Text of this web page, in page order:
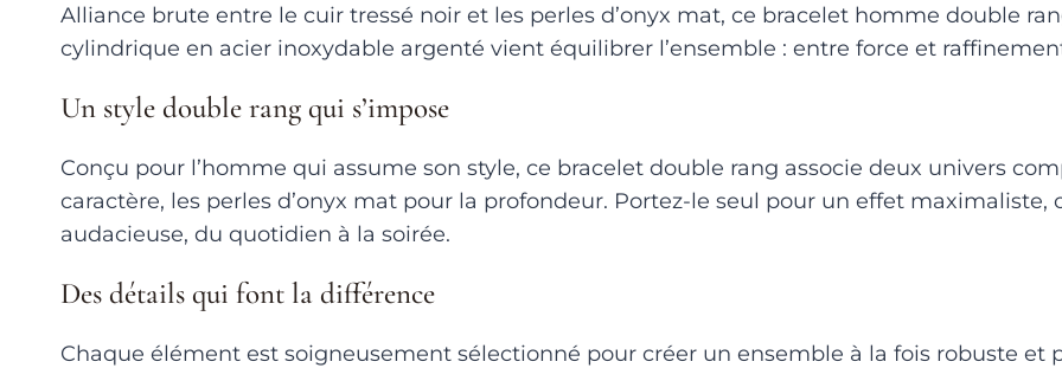
Alliance brute entre le cuir tressé noir et les perles d’onyx mat, ce bracelet homme double
cylindrique en acier inoxydable argenté vient équilibrer l’ensemble : entre force et
Un style double rang qui s’impose
Conçu pour l’homme qui assume son style, ce bracelet double rang associe deux univers
caractère, les perles d’onyx mat pour la profondeur. Portez-le seul pour un effet
audacieuse, du quotidien à la soirée.
Des détails qui font la différence
Chaque élément est soigneusement sélectionné pour créer un ensemble à la fois robuste et